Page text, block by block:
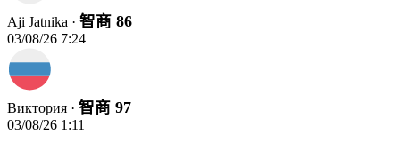
Aji Jatnika · 智商 86
03/08/26 7:24
Виктория · 智商 97
03/08/26 1:11